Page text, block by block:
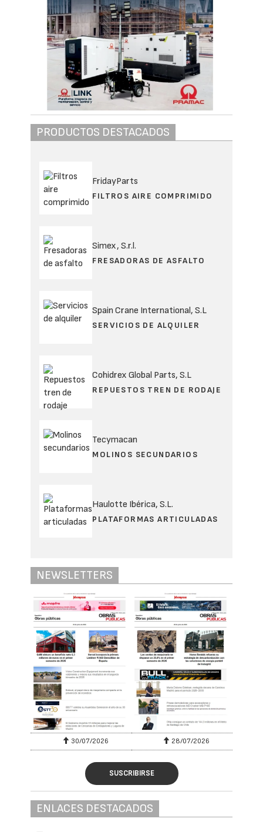
PRODUCTOS DESTACADOS
FridayParts
FILTROS AIRE COMPRIMIDO
Simex, S.r.l.
FRESADORAS DE ASFALTO
Spain Crane International, S.L
SERVICIOS DE ALQUILER
Cohidrex Global Parts, S.L
REPUESTOS TREN DE RODAJE
Tecymacan
MOLINOS SECUNDARIOS
Haulotte Ibérica, S.L.
PLATAFORMAS ARTICULADAS
NEWSLETTERS
30/07/2026 28/07/2026
SUSCRIBIRSE
ENLACES DESTACADOS